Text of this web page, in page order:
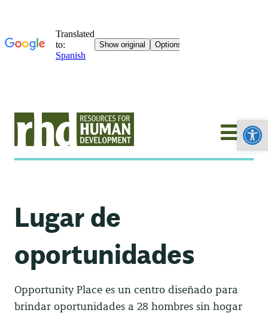
Abrir
Lugar de
oportunidades
Opportunity Place es un centro diseñado para
brindar oportunidades a 28 hombres sin hogar